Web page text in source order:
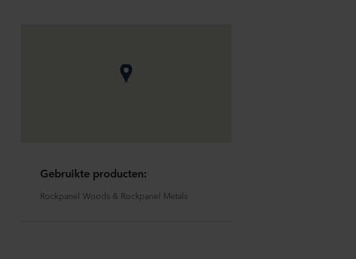
Gebruikte producten:
Rockpanel Woods & Rockpanel Metals